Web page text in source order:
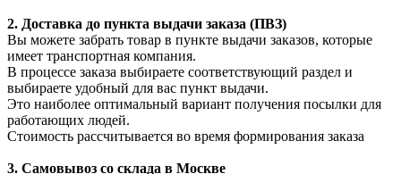
2. Доставка до пункта выдачи заказа (ПВЗ)
Вы можете забрать товар в пункте выдачи заказов, которые
имеет транспортная компания.
В процессе заказа выбираете соответствующий раздел и
выбираете удобный для вас пункт выдачи.
Это наиболее оптимальный вариант получения посылки для
работающих людей.
Стоимость рассчитывается во время формирования заказа
3. Самовывоз со склада в Москве